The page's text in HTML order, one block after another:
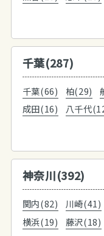
千葉(287)
千葉(66) 柏(29)
成田(16)
八千代
神奈川(392)
関内(82) 川崎(41)
横浜(19)
藤沢(18)